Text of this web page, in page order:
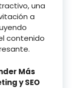
una
a
contenido
Más
y SEO